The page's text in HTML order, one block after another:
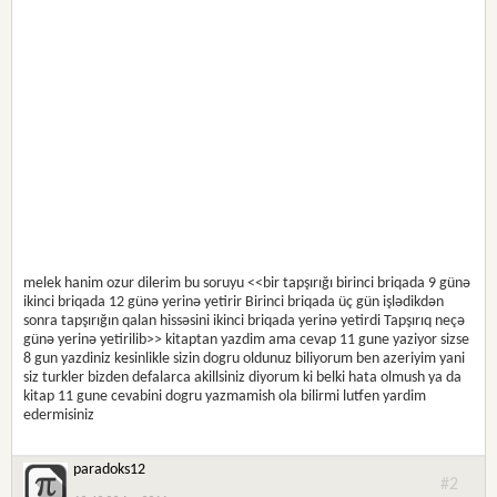
melek hanim ozur dilerim bu soruyu <<bir tapşırığı birinci briqada 9 günə
ikinci briqada 12 günə yerinə yetirir Birinci briqada üç gün işlədikdən
sonra tapşırığın qalan hissəsini ikinci briqada yerinə yetirdi Tapşırıq neçə
günə yerinə yetirilib>> kitaptan yazdim ama cevap 11 gune yaziyor sizse
8 gun yazdiniz kesinlikle sizin dogru oldunuz biliyorum ben azeriyim yani
siz turkler bizden defalarca akillsiniz diyorum ki belki hata olmush ya da
kitap 11 gune cevabini dogru yazmamish ola bilirmi lutfen yardim
edermisiniz
paradoks12
#2